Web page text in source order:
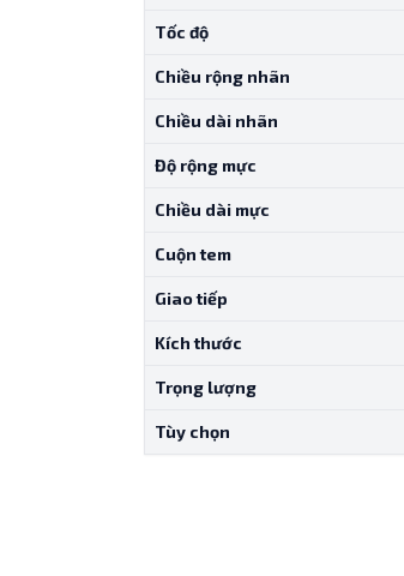
Tốc độ
Chiều rộng nhãn
Chiều dài nhãn
Độ rộng mực
Chiều dài mực
Cuộn tem
Giao tiếp
Kích thước
Trọng lượng
Tùy chọn